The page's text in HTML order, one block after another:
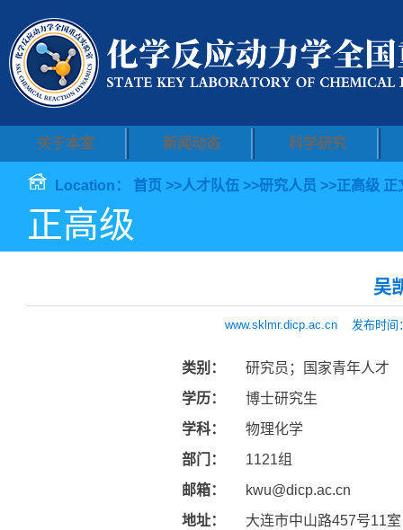
关于本室 新闻动态 科学研究
Location： 首页 >>人才队伍 >>研究人员 >>正高级 正
正高级
吴
www.sklmr.dicp.ac.cn 发布时间
类别：
研究员；国家青年人才
学历：
博士研究生
学科：
物理化学
部门：
1121组
邮箱：
kwu@dicp.ac.cn
地址：
大连市中山路457号11室